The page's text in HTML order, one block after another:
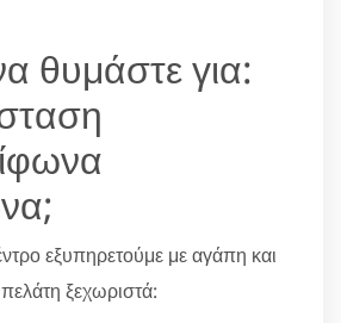
θυμάστε για:
εξυπηρετούμε με αγάπη και
ξεχωριστά: